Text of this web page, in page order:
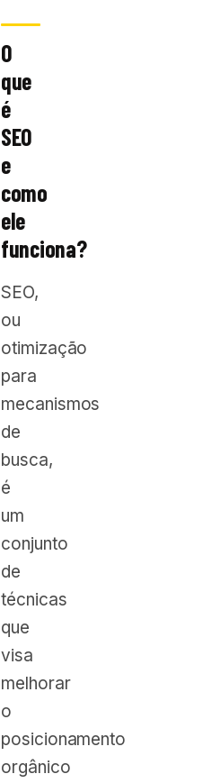
O
que
é
SEO
e
como
ele
funciona?
SEO,
ou
otimização
para
mecanismos
de
busca,
é
um
conjunto
de
técnicas
que
visa
melhorar
o
posicionamento
orgânico